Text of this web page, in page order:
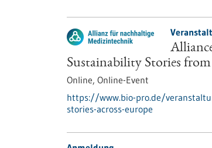
Sustainability Stories from
Online, Online-Event
https://www.bio-pro.de/
stories-across-europe